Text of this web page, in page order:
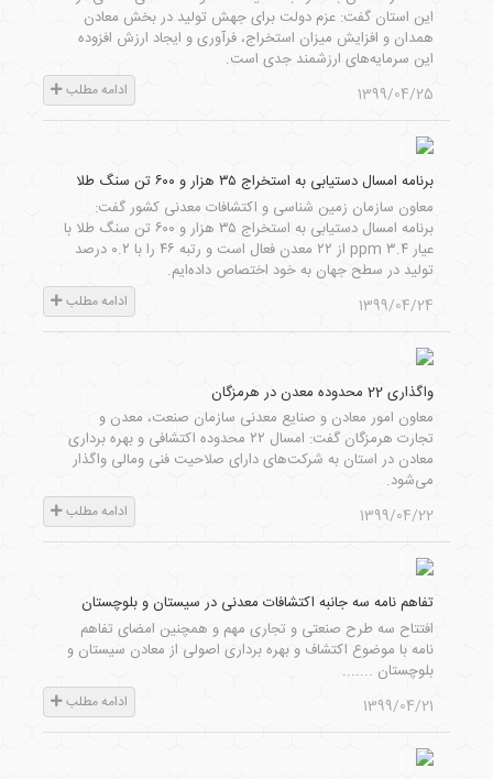
این استان گفت: عزم دولت برای جهش تولید در بخش معادن
همدان و افزایش میزان استخراج، فرآوری و ایجاد ارزش افزوده
این سرمایه‌های ارزشمند جدی است.
1399/04/25
ادامه مطلب
برنامه امسال دستیابی به استخراج ۳۵ هزار و ۶۰۰ تن سنگ طلا
معاون سازمان زمین شناسی و اکتشافات معدنی کشور گفت:
برنامه امسال دستیابی به استخراج ۳۵ هزار و ۶۰۰ تن سنگ طلا با
عیار ۳.۴ ppm از ۲۲ معدن فعال است و رتبه ۴۶ را با ۰.۲ درصد
تولید در سطح جهان به خود اختصاص داده‌ایم.
1399/04/24
ادامه مطلب
واگذاری 22 محدوده معدن در هرمزگان
معاون امور معادن و صنایع معدنی سازمان صنعت، معدن و
تجارت هرمزگان گفت: امسال ۲۲ محدوده اکتشافی و بهره برداری
معادن در استان به شرکت‌های دارای صلاحیت فنی ومالی واگذار
می‌شود.
1399/04/22
ادامه مطلب
تفاهم نامه سه جانبه اکتشافات معدنی در سیستان و بلوچستان
افتتاح سه طرح صنعتی و تجاری مهم و همچنین امضای تفاهم
نامه با موضوع اکتشاف و بهره برداری اصولی از معادن سیستان و
بلوچستان .......
1399/04/21
ادامه مطلب